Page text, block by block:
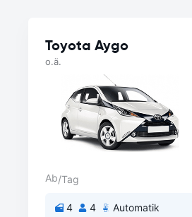
Toyota Aygo
o.ä.
Ab/Tag
4 4 Automatik